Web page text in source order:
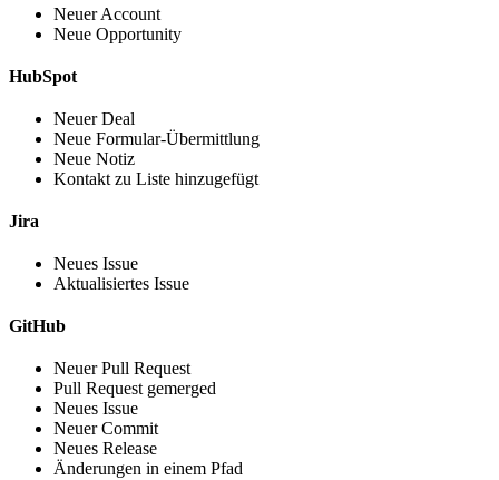
Neuer Account
Neue Opportunity
HubSpot
Neuer Deal
Neue Formular-Übermittlung
Neue Notiz
Kontakt zu Liste hinzugefügt
Jira
Neues Issue
Aktualisiertes Issue
GitHub
Neuer Pull Request
Pull Request gemerged
Neues Issue
Neuer Commit
Neues Release
Änderungen in einem Pfad